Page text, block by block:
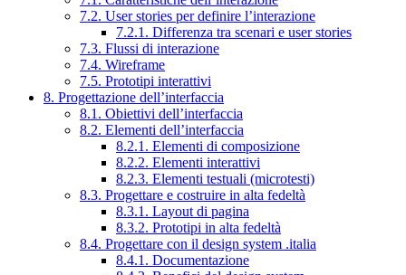
7.2. User stories per definire l’interazione
7.2.1. Differenza tra scenari e user stories
7.3. Flussi di interazione
7.4. Wireframe
7.5. Prototipi interattivi
8. Progettazione dell’interfaccia
8.1. Obiettivi dell’interfaccia
8.2. Elementi dell’interfaccia
8.2.1. Elementi di composizione
8.2.2. Elementi interattivi
8.2.3. Elementi testuali (microtesti)
8.3. Progettare e costruire in alta fedeltà
8.3.1. Layout di pagina
8.3.2. Prototipi in alta fedeltà
8.4. Progettare con il design system .italia
8.4.1. Documentazione